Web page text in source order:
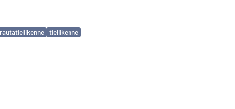
rautatieliikenne
tieliikenne